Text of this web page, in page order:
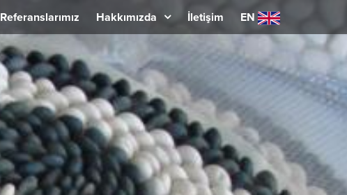
Referanslarımız Hakkımızda İletişim EN